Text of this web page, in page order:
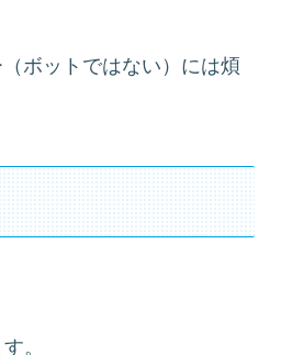
ボットではない）には煩
。